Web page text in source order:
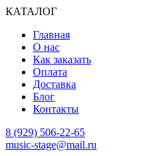
КАТАЛОГ
Главная
О нас
Как заказать
Оплата
Доставка
Блог
Контакты
8 (929) 506-22-65
music-stage@mail.ru